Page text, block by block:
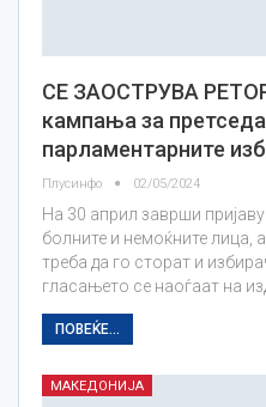
СЕ ЗАОСТРУВА
кампања за
парламентарните
Плусинфо 02/05/2024
На 30 април заврши
болните и немоќните лица,
треба да го сторат и
гласањето се наоѓаат на
ПОВЕЌЕ...
МАКЕДОНИЈА